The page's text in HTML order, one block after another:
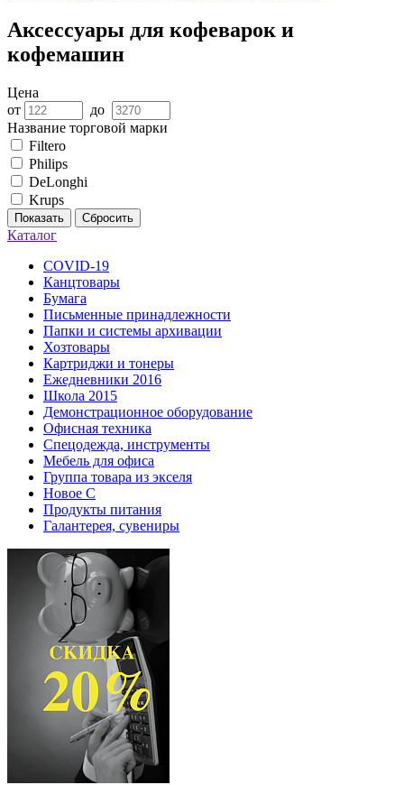
Аксессуары для кофеварок и
кофемашин
Цена
от
до
Название торговой марки
Filtero
Philips
DeLonghi
Krups
Показать Сбросить
Каталог
COVID-19
Канцтовары
Бумага
Письменные принадлежности
Папки и системы архивации
Хозтовары
Картриджи и тонеры
Ежедневники 2016
Школа 2015
Демонстрационное оборудование
Офисная техника
Спецодежда, инструменты
Мебель для офиса
Группа товара из экселя
Новое С
Продукты питания
Галантерея, сувениры